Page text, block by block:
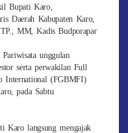
Bupati Karo,
Daerah Kabupaten Karo,
MM, Kadis Budporapar
unggulan
serta perwakilan Full
International (FGBMFI)
pada Sabtu
Karo langsung mengajak